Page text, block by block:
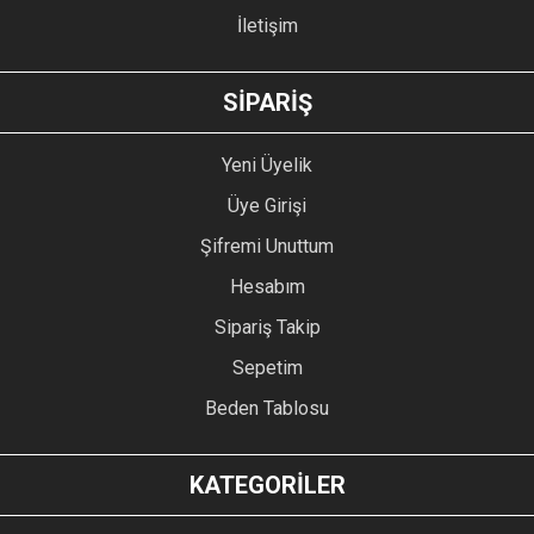
GÖNDER
İletişim
SİPARİŞ
Yeni Üyelik
Üye Girişi
Şifremi Unuttum
Hesabım
Sipariş Takip
Sepetim
Beden Tablosu
KATEGORİLER